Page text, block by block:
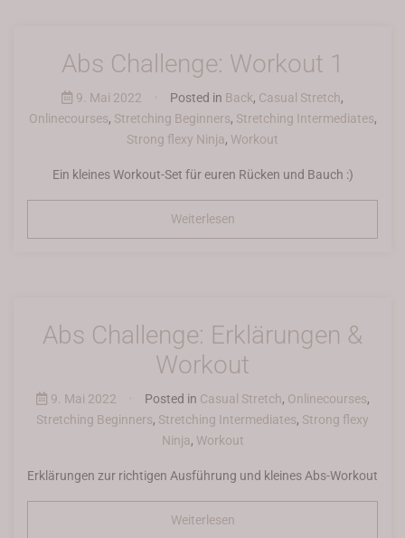
Abs Challenge: Workout 1
9. Mai 2022 Posted in Back, Casual Stretch,
Onlinecourses, Stretching Beginners, Stretching Intermediates,
Strong flexy Ninja, Workout
Ein kleines Workout-Set für euren Rücken und Bauch :)
Weiterlesen
Abs Challenge: Erklärungen &
Workout
9. Mai 2022 Posted in Casual Stretch, Onlinecourses,
Stretching Beginners, Stretching Intermediates, Strong flexy
Ninja, Workout
Erklärungen zur richtigen Ausführung und kleines Abs-Workout
Weiterlesen